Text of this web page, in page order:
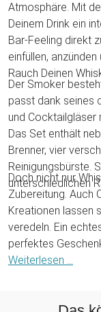
Atmosphäre. Mit
Deinem Drink ein
Bar-Feeling direkt
einfüllen,
Rauch Deinen
Der Smoker
passt dank seines
und Cocktailgläser
Das Set enthält
Brenner, vier
Reinigungsbürste.
unterschiedlichen
Doch nicht nur
Zubereitung. Auch
Kreationen lassen
veredeln. Ein
perfektes
nächste Level
Weiterlesen ...